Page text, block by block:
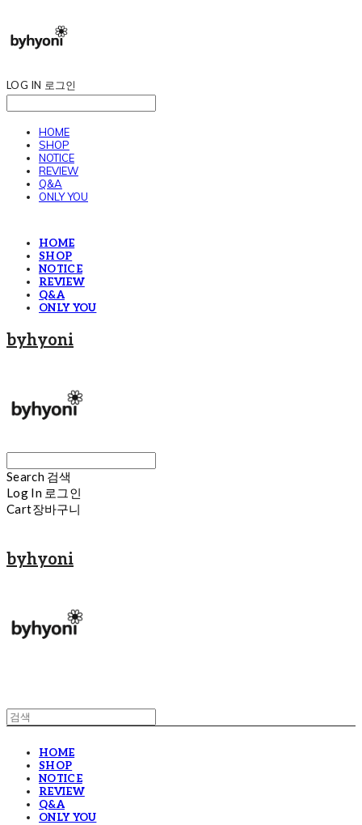
LOG IN 로그인
HOME
SHOP
NOTICE
REVIEW
Q&A
ONLY YOU
HOME
SHOP
NOTICE
REVIEW
Q&A
ONLY YOU
byhyoni
Search 검색
Log In 로그인
Cart장바구니
byhyoni
HOME
SHOP
NOTICE
REVIEW
Q&A
ONLY YOU